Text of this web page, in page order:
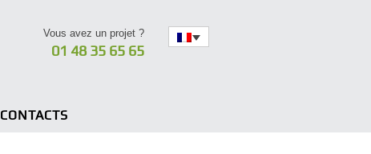
Vous avez un projet ?
01 48 35 65 65
CONTACTS